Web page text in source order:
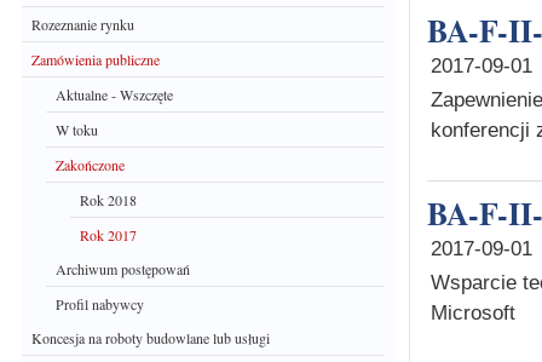
Rozeznanie rynku
Zamówienia publiczne
Aktualne - Wszczęte
W toku
Zakończone
Rok 2018
Rok 2017
Archiwum postępowań
Profil nabywcy
Koncesja na roboty budowlane lub usługi
BA-F-
2017-09-01
konferencji
BA-F-
2017-09-01
Wsparcie
Microsoft